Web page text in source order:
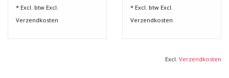
* Excl. btw Excl.
Verzendkosten
* Excl. btw Excl.
Verzendkosten
Excl. Verzendkosten